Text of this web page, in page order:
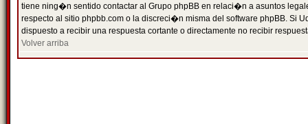
tiene ning�n sentido contactar al Grupo phpBB en relaci�n a asuntos
respecto al sitio phpbb.com o la discreci�n misma del software phpBB. Si
dispuesto a recibir una respuesta cortante o directamente no recibir
Volver arriba